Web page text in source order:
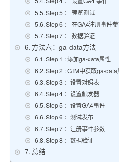
Step 5 ： 预览测试
Step 6 ： 在GA4注册事件
Step 7 ： 数据验证
方法六：ga-data方法
Step 1 : 添加ga-data属性
Step 2 : GTM中获取ga-data
Step 3 ：设置对照表
Step 4 ：设置触发器
Step 5 ：设置GA4事件
Step 6 ：测试发布
Step 7 ：注册事件参数
Step 8 ：数据验证
总结